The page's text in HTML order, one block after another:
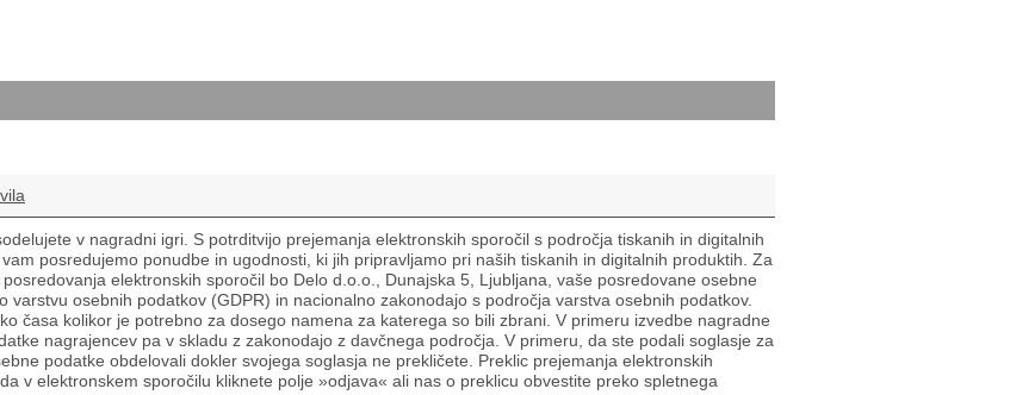
v nagradni igri. S potrditvijo prejemanja elektronskih sporočil s področja tiskanih in digitalnih
posredujemo ponudbe in ugodnosti, ki jih pripravljamo pri naših tiskanih in digitalnih produktih. Za
elektronskih sporočil bo Delo d.o.o., Dunajska 5, Ljubljana, vaše posredovane osebne
varstvu osebnih podatkov (GDPR) in nacionalno zakonodajo s področja varstva osebnih podatkov.
časa kolikor je potrebno za dosego namena za katerega so bili zbrani. V primeru izvedbe nagradne
nagrajencev pa v skladu z zakonodajo z davčnega področja. V primeru, da ste podali soglasje za
podatke obdelovali dokler svojega soglasja ne prekličete. Preklic prejemanja elektronskih
v elektronskem sporočilu kliknete polje »odjava« ali nas o preklicu obvestite preko spletnega